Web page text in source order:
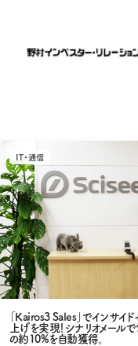
IT・通信
「Kairos3 Sales」でインサイ
上げを実現！シナリオメール
の約10%を自動獲得。